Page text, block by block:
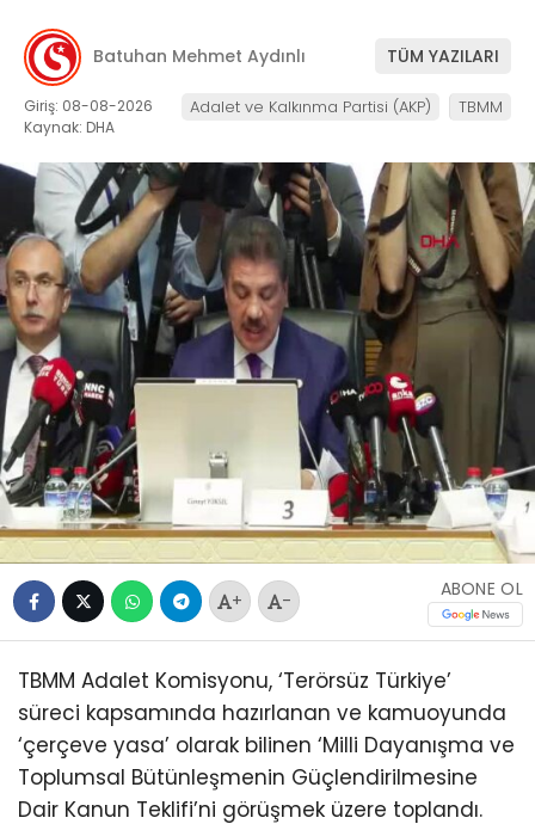
Batuhan Mehmet Aydınlı TÜM YAZILARI
Giriş: 08-08-2026
Kaynak: DHA
Adalet ve Kalkınma Partisi (AKP) TBMM
+ -
ABONE OL
TBMM Adalet Komisyonu, ‘Terörsüz Türkiye’
süreci kapsamında hazırlanan ve kamuoyunda
‘çerçeve yasa’ olarak bilinen ‘Milli Dayanışma ve
Toplumsal Bütünleşmenin Güçlendirilmesine
Dair Kanun Teklifi’ni görüşmek üzere toplandı.